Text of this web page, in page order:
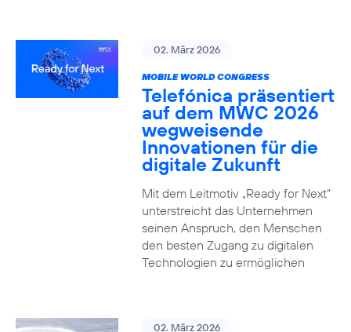
02. März 2026
MOBILE WORLD CONGRESS
Telefónica präsentiert
auf dem MWC 2026
wegweisende
Innovationen für die
digitale Zukunft
Mit dem Leitmotiv „Ready for Next“
unterstreicht das Unternehmen
seinen Anspruch, den Menschen
den besten Zugang zu digitalen
Technologien zu ermöglichen
02. März 2026